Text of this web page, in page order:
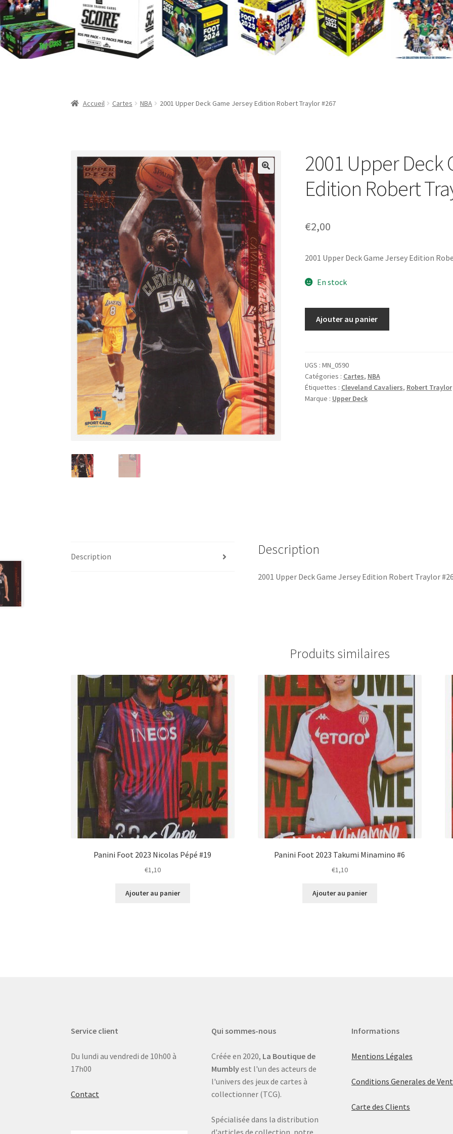
Accueil Cartes NBA 2001 Upper Deck Game Jersey Edition Robert Traylor #267
2001 Upper Deck
Edition Robert
€2,00
2001 Upper Deck Game Jersey Edition
En stock
Deck
Game
Jersey
Edition
Ajouter au panier
UGS : MN_0590
Catégories : Cartes, NBA
Étiquettes : Cleveland Cavaliers, Robert Traylor
Marque : Upper Deck
Description Description
2001 Upper Deck Game Jersey Edition Robert Traylor
Produits similaires
Panini Foot 2023 Nicolas Pépé #19
€1,10
Ajouter au panier
Panini Foot 2023 Takumi Minamino #6
€1,10
Ajouter au panier
Service client
Du lundi au vendredi de 10h00 à
17h00
Contact
Qui sommes-nous
Créée en 2020, La Boutique de
Mumblyest l'un des acteurs de
l'univers des jeux de cartes à
collectionner (TCG).
Spécialisée dans la distribution
d'articles de collection, notre
Informations
Mentions Légales
Conditions Generales de
Carte des Clients